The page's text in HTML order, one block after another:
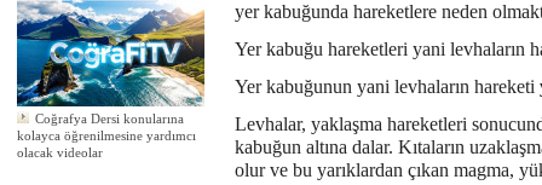
Coğrafya Dersi konularına
kolayca öğrenilmesine yardımcı
olacak videolar
Yeni ödev eklendi
yer kabuğunda hareketlere neden
Yer kabuğu hareketleri yani levhaların
Yer kabuğunun yani levhaların hareketi
Levhalar, yaklaşma hareketleri
kabuğun altına dalar. Kıtaların
olur ve bu yarıklardan çıkan magma,